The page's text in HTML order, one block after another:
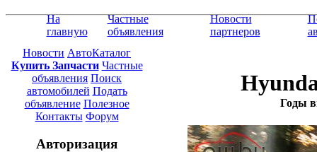
На
главную
Частные
объявления
Новости
партнеров
Новости АвтоКаталог
Купить Запчасти Частные
объявления Поиск
автомобилей Подать
объявление Полезное
Контакты Форум
Авторизация
Годы